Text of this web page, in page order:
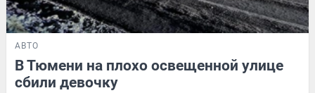
АВТО
В Тюмени на плохо освещенной улице
сбили девочку